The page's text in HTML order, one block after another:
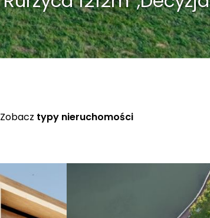
Zobacz typy nieruchomości